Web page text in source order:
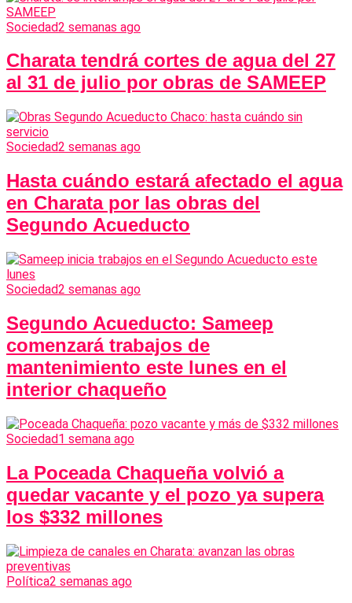
Sociedad2 semanas ago
Charata tendrá cortes de agua del 27
al 31 de julio por obras de SAMEEP
Sociedad2 semanas ago
Hasta cuándo estará afectado el agua
en Charata por las obras del
Segundo Acueducto
Sociedad2 semanas ago
Segundo Acueducto: Sameep
comenzará trabajos de
mantenimiento este lunes en el
interior chaqueño
Sociedad1 semana ago
La Poceada Chaqueña volvió a
quedar vacante y el pozo ya supera
los $332 millones
Política2 semanas ago